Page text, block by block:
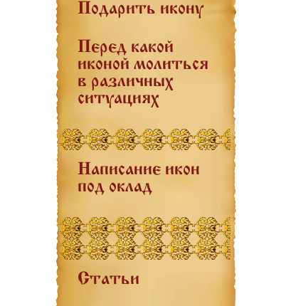
Подарить икону
Перед какой
иконой молиться
в различных
ситуациях
Написание икон
под оклад
Статьи